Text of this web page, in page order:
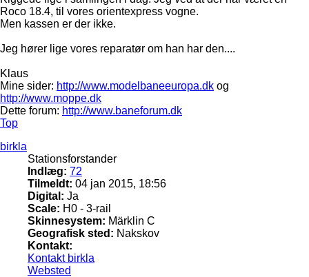
Roco 18.4, til vores orientexpress vogne.
Men kassen er der ikke.
Jeg hører lige vores reparatør om han har den....
Klaus
Mine sider: http://www.modelbaneeuropa.dk og
http://www.moppe.dk
Dette forum: http://www.baneforum.dk
Top
birkla
Stationsforstander
Indlæg: 72
Tilmeldt: 04 jan 2015, 18:56
Digital: Ja
Scale: H0 - 3-rail
Skinnesystem: Märklin C
Geografisk sted: Nakskov
Kontakt:
Kontakt birkla
Websted